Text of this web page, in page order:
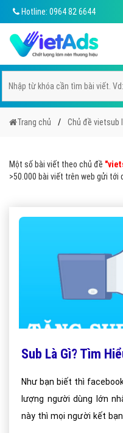
Hotline: 0964 82 6644
Trang chủ Chủ đề vietsub
Một số bài viết theo chủ đề
>50.000 bài viết trên web gửi tới
Sub Là Gì? Tìm
Như bạn biết thì
lượng người dùng lớn
này thì mọi người kết